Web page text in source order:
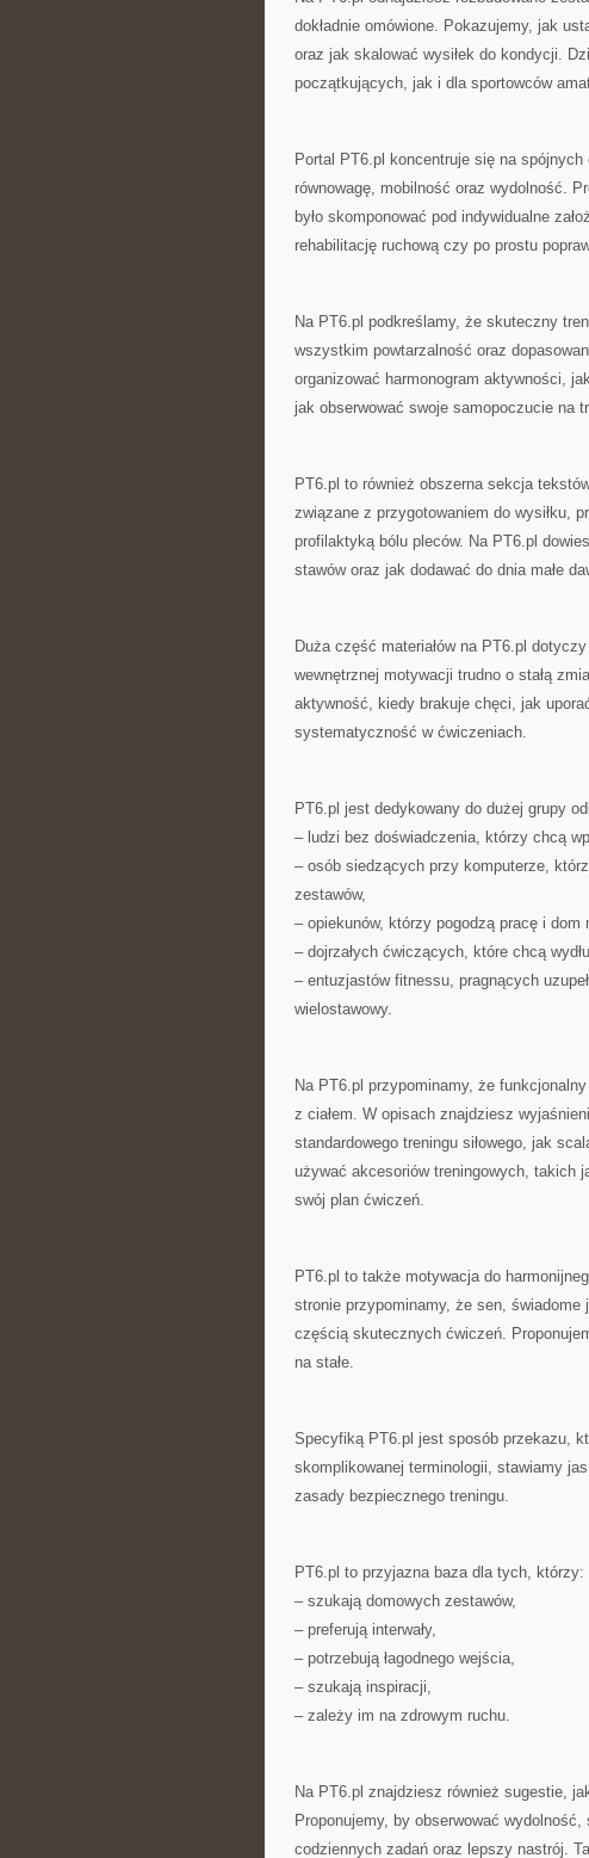
dokładnie omówione. Pokazujemy, jak
oraz jak skalować wysiłek do kondycji.
początkujących, jak i dla sportowców
Portal PT6.pl koncentruje się na
równowagę, mobilność oraz wydolność.
było skomponować pod indywidualne
rehabilitację ruchową czy po prostu
Na PT6.pl podkreślamy, że skuteczny
wszystkim powtarzalność oraz
organizować harmonogram aktywności,
jak obserwować swoje samopoczucie na
PT6.pl to również obszerna sekcja
związane z przygotowaniem do wysiłku,
profilaktyką bólu pleców. Na PT6.pl
stawów oraz jak dodawać do dnia małe
Duża część materiałów na PT6.pl
wewnętrznej motywacji trudno o stałą
aktywność, kiedy brakuje chęci, jak
systematyczność w ćwiczeniach.
PT6.pl jest dedykowany do dużej grupy
– ludzi bez doświadczenia, którzy chcą
– osób siedzących przy komputerze,
zestawów,
– opiekunów, którzy pogodzą pracę i
– dojrzałych ćwiczących, które chcą
– entuzjastów fitnessu, pragnących
wielostawowy.
Na PT6.pl przypominamy, że
z ciałem. W opisach znajdziesz
standardowego treningu siłowego, jak
używać akcesoriów treningowych, takich
swój plan ćwiczeń.
PT6.pl to także motywacja do
stronie przypominamy, że sen, świadome
częścią skutecznych ćwiczeń.
na stałe.
Specyfiką PT6.pl jest sposób przekazu,
skomplikowanej terminologii, stawiamy
zasady bezpiecznego treningu.
PT6.pl to przyjazna baza dla tych, którzy:
– szukają domowych zestawów,
– preferują interwały,
– potrzebują łagodnego wejścia,
– szukają inspiracji,
– zależy im na zdrowym ruchu.
Na PT6.pl znajdziesz również sugestie,
Proponujemy, by obserwować
codziennych zadań oraz lepszy nastrój.